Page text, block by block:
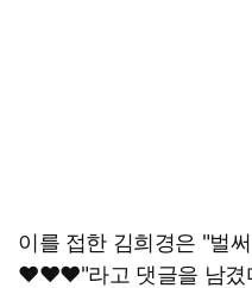
이를 접한 김희경은 "벌
♥♥♥"라고 댓글을 남겼